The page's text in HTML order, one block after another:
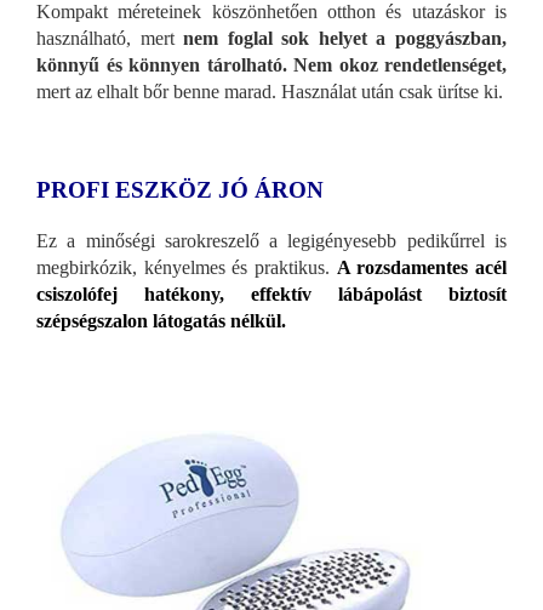
Kompakt méreteinek köszönhetően otthon és utazáskor is
használható, mertnem foglal sok helyet a poggyászban,
könnyű és könnyen tárolható. Nem okoz rendetlenséget,
mert az elhalt bőr benne marad. Használat után csak ürítse ki.
PROFI ESZKÖZ JÓ ÁRON
Ez a minőségi sarokreszelő a legigényesebb pedikűrrel is
megbirkózik, kényelmes és praktikus. A rozsdamentes acél
csiszolófej hatékony, effektív lábápolást biztosít
szépségszalon látogatás nélkül.